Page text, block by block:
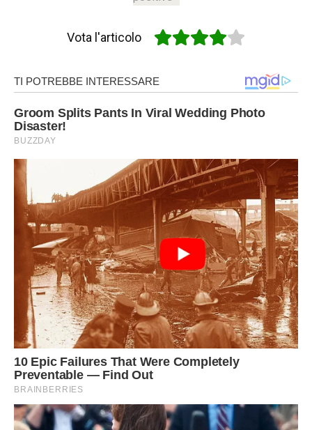
Vota l'articolo